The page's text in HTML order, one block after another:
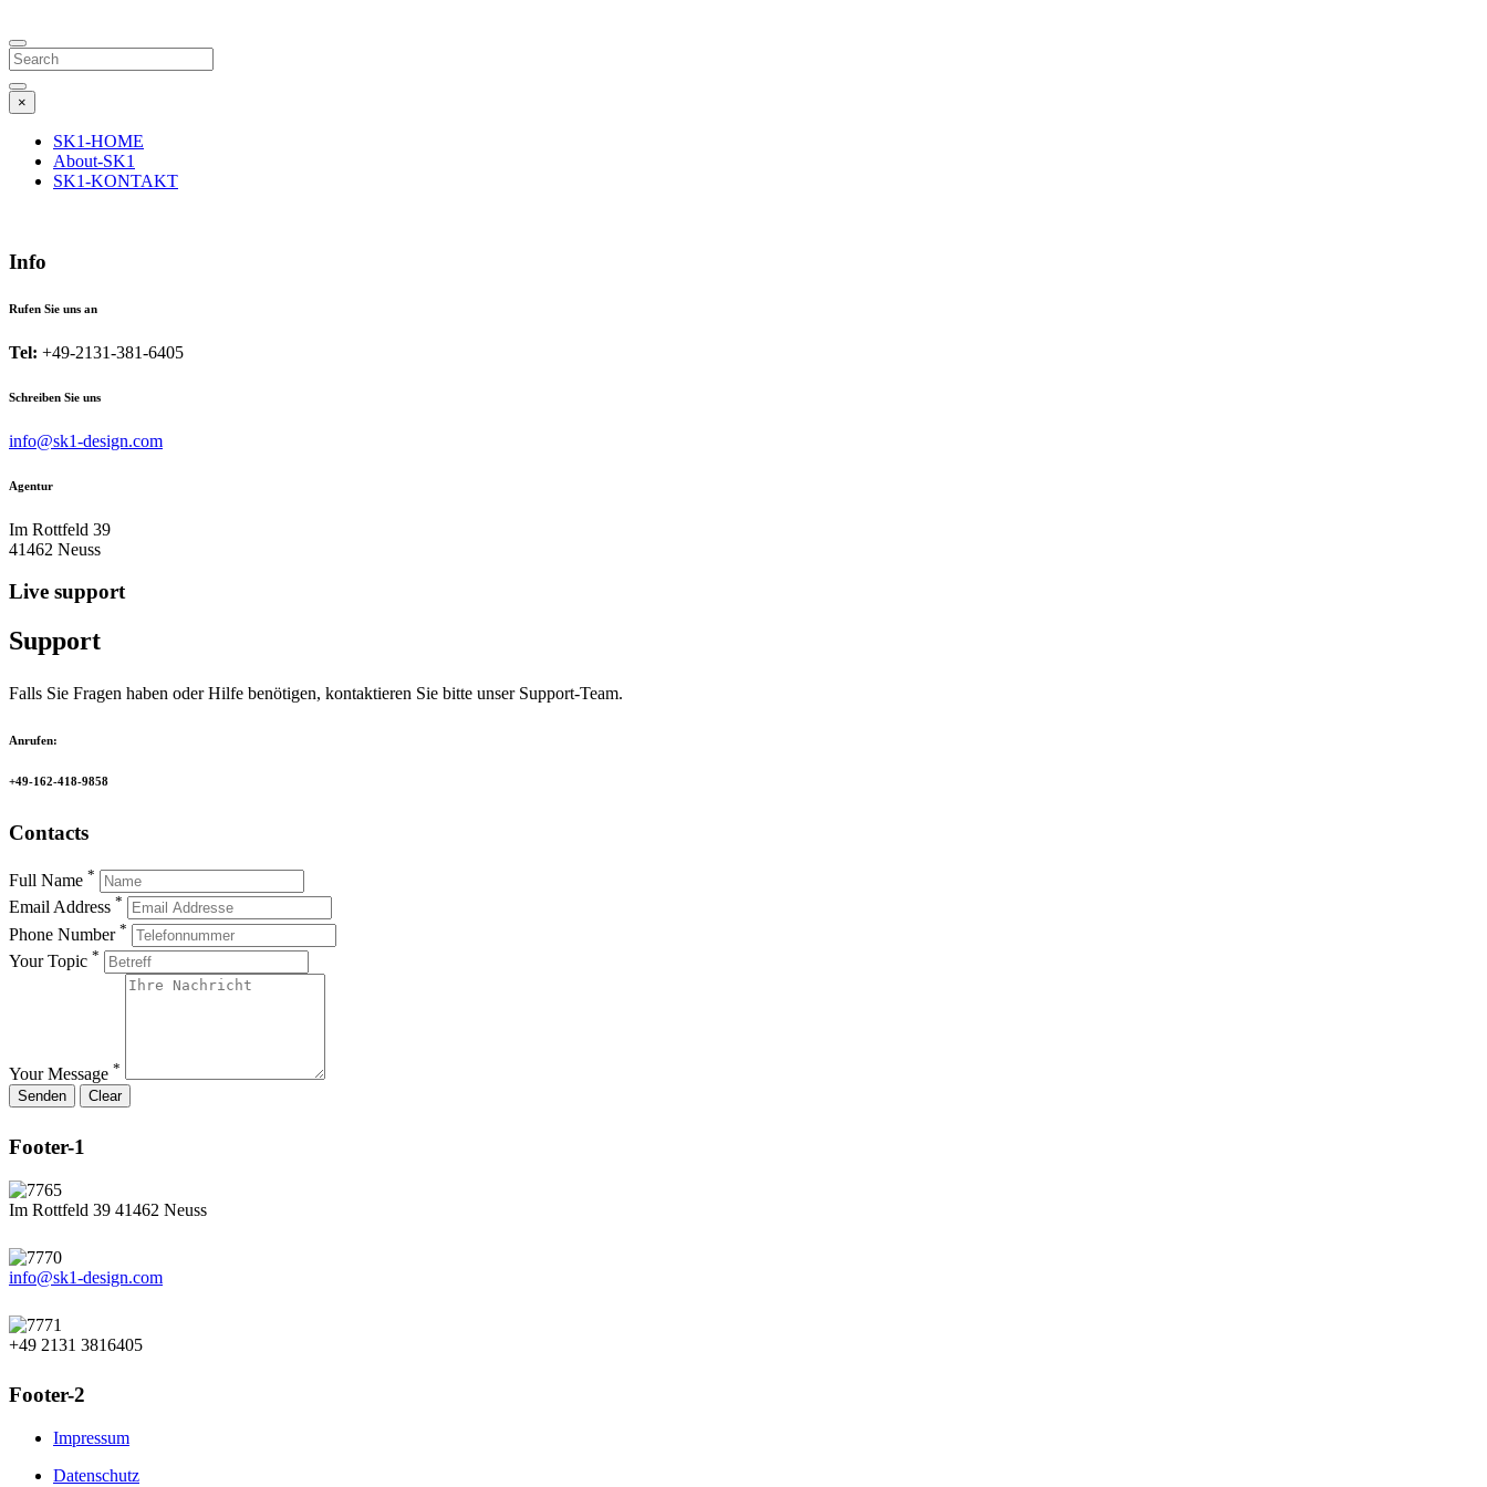
Search
×
SK1-HOME
About-SK1
SK1-KONTAKT
Info
Rufen Sie uns an
Tel: +49-2131-381-6405
Schreiben Sie uns
info@sk1-design.com
Agentur
Im Rottfeld 39
41462 Neuss
Live support
Support
Falls Sie Fragen haben oder Hilfe benötigen, kontaktieren Sie bitte unser Support-Team.
Anrufen:
+49-162-418-9858
Contacts
Full Name *
Email Address *
Phone Number *
Your Topic *
Your Message *
Footer-1
Im Rottfeld 39 41462 Neuss
info@sk1-design.com
+49 2131 3816405
Footer-2
Impressum
Datenschutz